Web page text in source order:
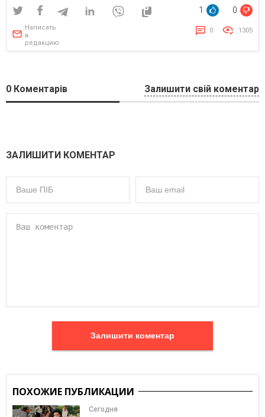
1 0
Написать
в
редакцию
0 1305
0 Коментарів Залишити свій коментар
ЗАЛИШИТИ КОМЕНТАР
Залишити коментар
ПОХОЖИЕ ПУБЛИКАЦИИ
Сегодня